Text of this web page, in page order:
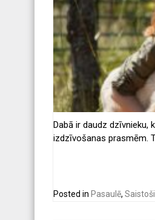
Dabā ir daudz dzīvnieku,
izdzīvošanas prasmēm.
Posted in Pasaulē, Saistoši